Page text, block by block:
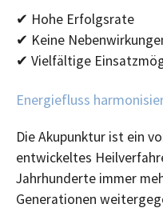
✔ Hohe Erfolgsrate
✔ Keine
✔ Vielfältige
Energiefluss
Die Akupunktur ist ein
entwickeltes
Jahrhunderte immer
Generationen